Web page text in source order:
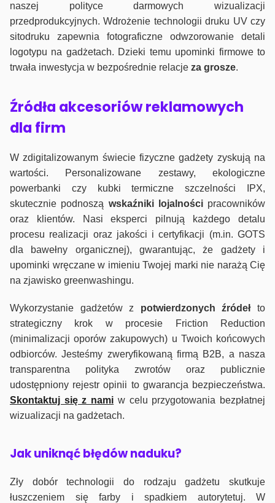
naszej polityce darmowych wizualizacji
przedprodukcyjnych. Wdrożenie technologii druku UV czy
sitodruku zapewnia fotograficzne odwzorowanie detali
logotypu na gadżetach. Dzieki temu upominki firmowe to
trwała inwestycja w bezpośrednie relacje za grosze.
Źródła akcesoriów reklamowych
dla firm
W zdigitalizowanym świecie fizyczne gadżety zyskują na
wartości. Personalizowane zestawy, ekologiczne
powerbanki czy kubki termiczne szczelności IPX,
skutecznie podnoszą wskaźniki lojalnościpracowników
oraz klientów. Nasi eksperci pilnują każdego detalu
procesu realizacji oraz jakości i certyfikacji (m.in. GOTS
dla bawełny organicznej), gwarantując, że gadżety i
upominki wręczane w imieniu Twojej marki nie narażą Cię
na zjawisko greenwashingu.
Wykorzystanie gadżetów z potwierdzonych źródełto
strategiczny krok w procesie Friction Reduction
(minimalizacji oporów zakupowych) u Twoich końcowych
odbiorców. Jesteśmy zweryfikowaną firmą B2B, a nasza
transparentna polityka zwrotów oraz publicznie
udostępniony rejestr opinii to gwarancja bezpieczeństwa.
Skontaktuj się z nami w celu przygotowania bezpłatnej
wizualizacji na gadżetach.
Jak uniknąć błędów naduku?
Zły dobór technologii do rodzaju gadżetu skutkuje
łuszczeniem się farby i spadkiem autorytetuj. W